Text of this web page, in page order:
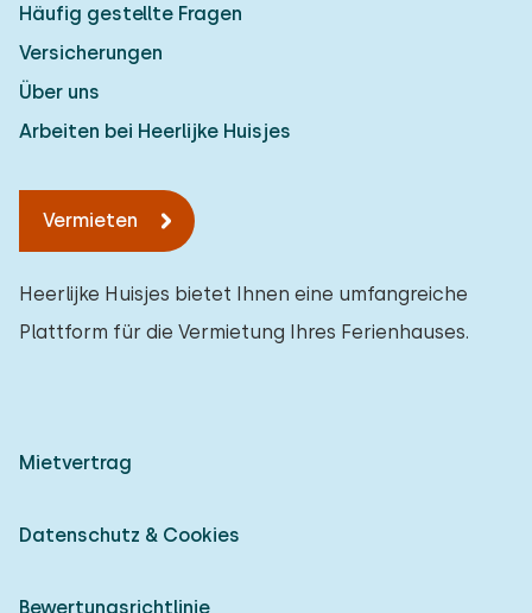
Häufig gestellte Fragen
Versicherungen
Über uns
Arbeiten bei Heerlijke Huisjes
Vermieten
Heerlijke Huisjes bietet Ihnen eine umfangreiche
Plattform für die Vermietung Ihres Ferienhauses.
Mietvertrag
Datenschutz & Cookies
Bewertungsrichtlinie